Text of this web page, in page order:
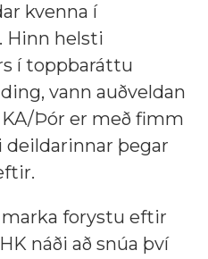
kvenna í
Hinn helsti
í toppbaráttu
vann auðveldan
Þór er með fimm
þegar
forystu eftir
náði að snúa því